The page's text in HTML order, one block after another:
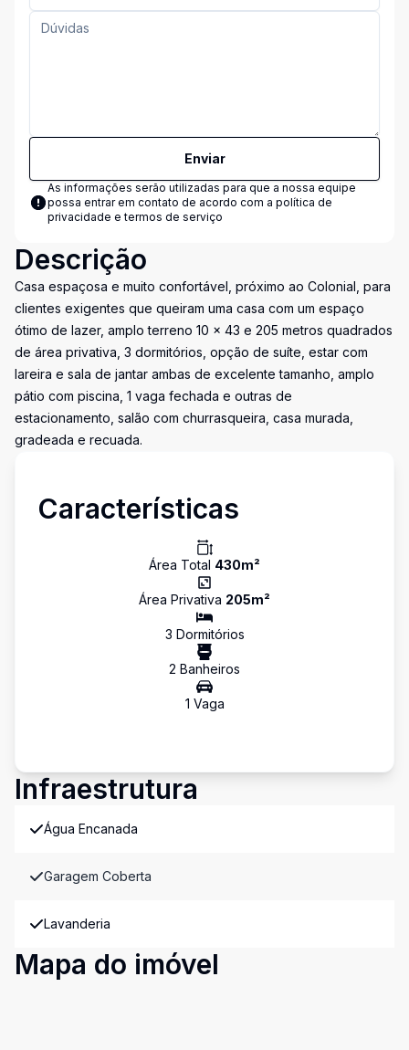
Enviar
As informações serão utilizadas para que a nossa equipe
possa entrar em contato de acordo com a política de
privacidade e termos de serviço
Descrição
Casa espaçosa e muito confortável, próximo ao Colonial, para
clientes exigentes que queiram uma casa com um espaço
ótimo de lazer, amplo terreno 10 × 43 e 205 metros quadrados
de área privativa, 3 dormitórios, opção de suíte, estar com
lareira e sala de jantar ambas de excelente tamanho, amplo
pátio com piscina, 1 vaga fechada e outras de
estacionamento, salão com churrasqueira, casa murada,
gradeada e recuada.
Características
Área Total 430m²
Área Privativa 205m²
3 Dormitórios
2 Banheiros
1 Vaga
Infraestrutura
Água Encanada
Garagem Coberta
Lavanderia
Mapa do imóvel